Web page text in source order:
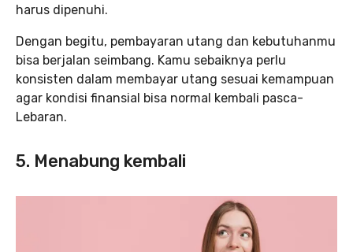
harus dipenuhi.
Dengan begitu, pembayaran utang dan kebutuhanmu
bisa berjalan seimbang. Kamu sebaiknya perlu
konsisten dalam membayar utang sesuai kemampuan
agar kondisi finansial bisa normal kembali pasca-
Lebaran.
5. Menabung kembali